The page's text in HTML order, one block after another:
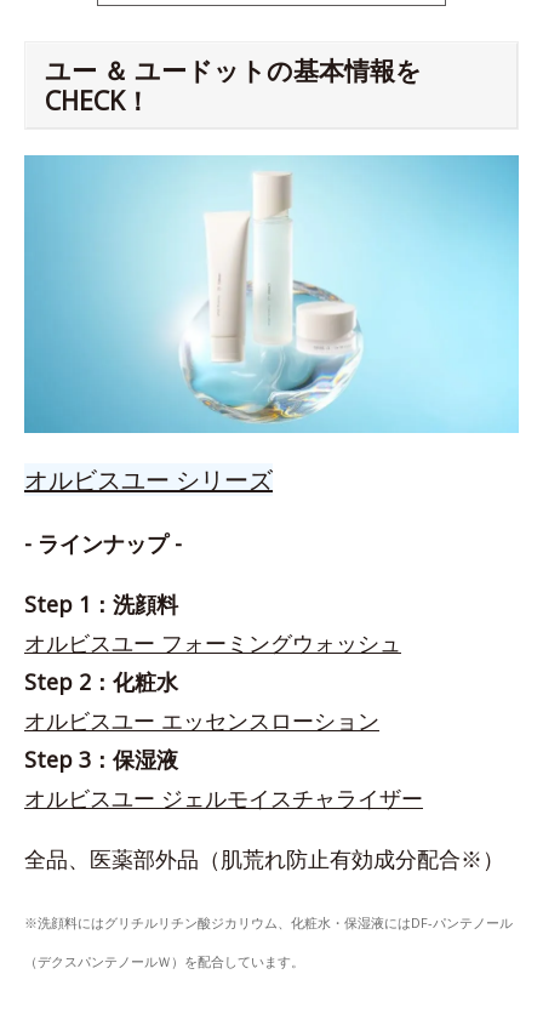
ユー ＆ ユードットの基本情報を
CHECK！
オルビスユー シリーズ
- ラインナップ -
Step 1：洗顔料
オルビスユー フォーミングウォッシュ
Step 2：化粧水
オルビスユー エッセンスローション
Step 3：保湿液
オルビスユー ジェルモイスチャライザー
全品、医薬部外品（肌荒れ防止有効成分配合※）
※洗顔料にはグリチルリチン酸ジカリウム、化粧水・保湿液にはDF-パンテノール
（デクスパンテノールＷ）を配合しています。